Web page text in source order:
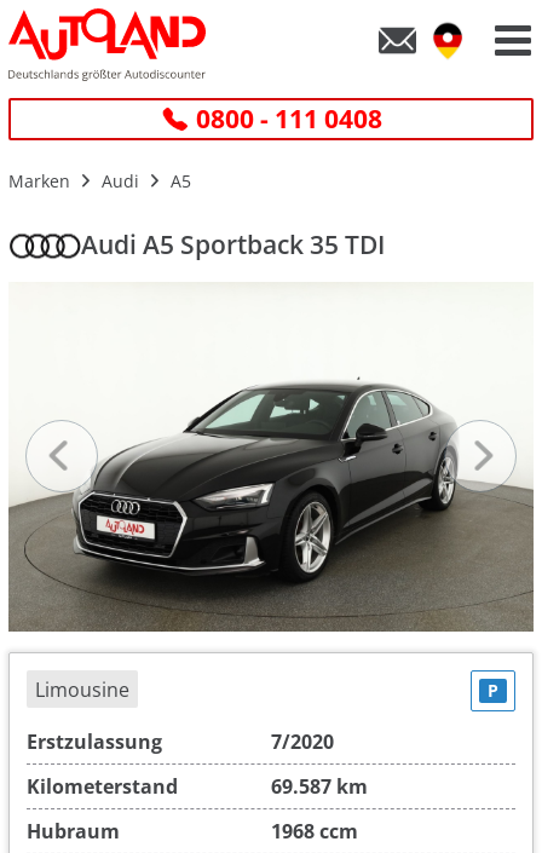
0800 - 111 0408
Marken Audi A5
Audi A5 Sportback 35 TDI
Limousine P
Erstzulassung
7/2020
Kilometerstand
69.587 km
Hubraum
1968 ccm